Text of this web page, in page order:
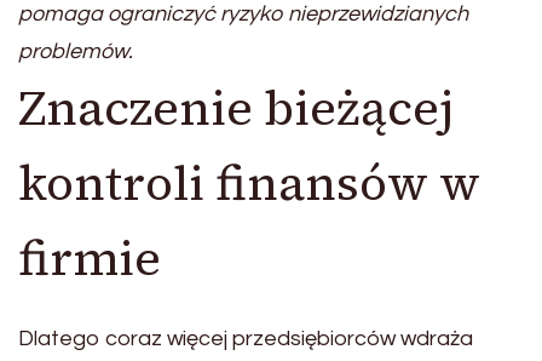
pomaga ograniczyć ryzyko nieprzewidzianych
problemów.
Znaczenie bieżącej
kontroli finansów w
firmie
Dlatego coraz więcej przedsiębiorców wdraża